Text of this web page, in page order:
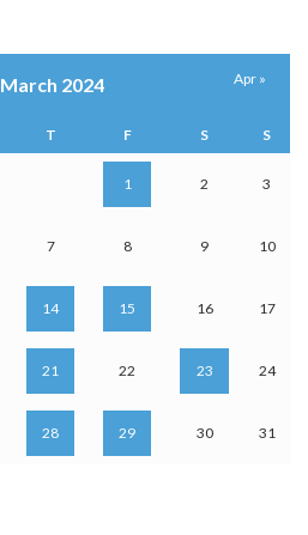
March 2024
T F S S
1 2 3
7 8 9 10
14 15 16 17
21 22 23 24
28 29 30 31
Apr »